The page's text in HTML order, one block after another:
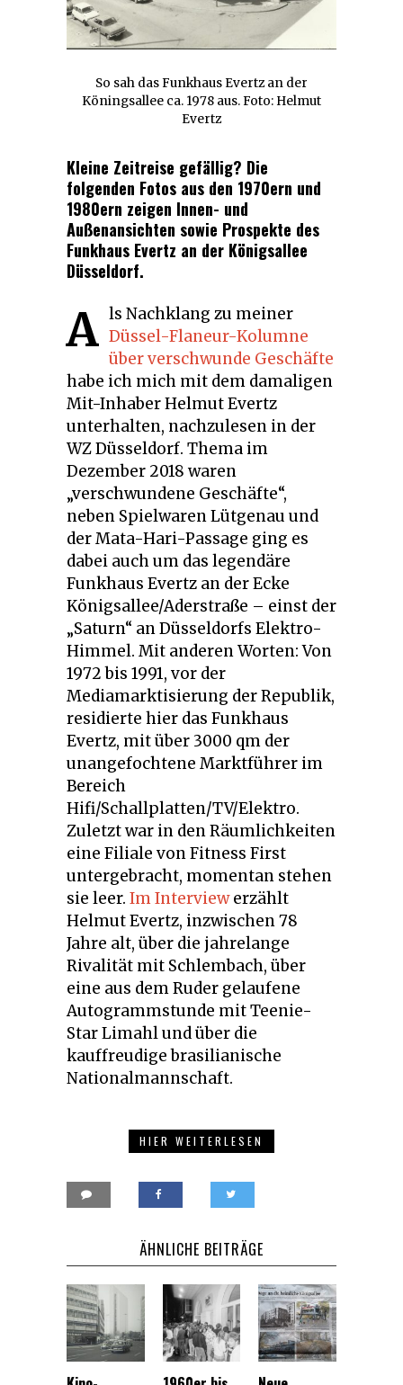
So sah das Funkhaus Evertz an der
Köningsallee ca. 1978 aus. Foto: Helmut
Evertz
Kleine Zeitreise gefällig? Die
folgenden Fotos aus den 1970ern und
1980ern zeigen Innen- und
Außenansichten sowie Prospekte des
Funkhaus Evertz an der Königsallee
Düsseldorf.
A ls Nachklang zu meiner
Düssel-Flaneur-Kolumne
über verschwunde Geschäfte
habe ich mich mit dem damaligen
Mit-Inhaber Helmut Evertz
unterhalten, nachzulesen in der
WZ Düsseldorf. Thema im
Dezember 2018 waren
„verschwundene Geschäfte“,
neben Spielwaren Lütgenau und
der Mata-Hari-Passage ging es
dabei auch um das legendäre
Funkhaus Evertz an der Ecke
Königsallee/Aderstraße – einst der
„Saturn“ an Düsseldorfs Elektro-
Himmel. Mit anderen Worten: Von
1972 bis 1991, vor der
Mediamarktisierung der Republik,
residierte hier das Funkhaus
Evertz, mit über 3000 qm der
unangefochtene Marktführer im
Bereich
Hifi/Schallplatten/TV/Elektro.
Zuletzt war in den Räumlichkeiten
eine Filiale von Fitness First
untergebracht, momentan stehen
sie leer. Im Interviewerzählt
Helmut Evertz, inzwischen 78
Jahre alt, über die jahrelange
Rivalität mit Schlembach, über
eine aus dem Ruder gelaufene
Autogrammstunde mit Teenie-
Star Limahl und über die
kauffreudige brasilianische
Nationalmannschaft.
HIER WEITERLESEN
ÄHNLICHE BEITRÄGE